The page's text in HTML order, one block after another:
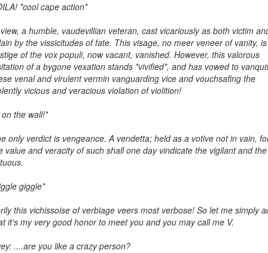
*cool cape action*
a humble, vaudevillian veteran, cast vicariously as both victim
by the vissicitudes of fate. This visage, no meer veneer of vanity,
of the vox populi, now vacant, vanished. However, this valorous
of a bygone vexation stands *vivified*, and has vowed to
venal and virulent vermin vanguarding vice and vouchsafing the
vicious and veracious violation of violition!
on the wall!*
only verdict is vengeance. A vendetta; held as a votive not in vain,
value and veracity of such shall one day vindicate the vigilant and the
giggle*
this vichissoise of verbiage veers most verbose! So let me simply
it's my very good honor to meet you and you may call me V.
....are you like a crazy person?